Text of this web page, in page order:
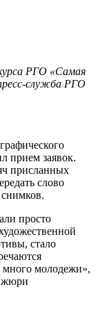
РГО «Самая
служба РГО
прием заявок.
присланных
слово
просто
стало
много молодежи»,
жюри